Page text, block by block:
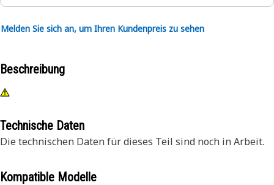
Melden Sie sich an, um Ihren Kundenpreis zu sehen
Beschreibung
Technische Daten
Die technischen Daten für dieses Teil sind noch in Arbeit.
Kompatible Modelle